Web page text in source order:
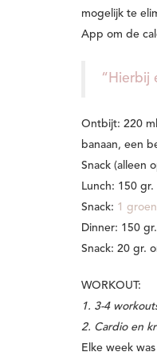
mogelijk te
App om de
“Hierbij
Ontbijt: 220
banaan, een
Snack (alleen
Lunch: 150 gr.
Snack: 1
Dinner: 150
Snack: 20 gr.
WORKOUT:
1. 3-4
2. Cardio en
Elke week